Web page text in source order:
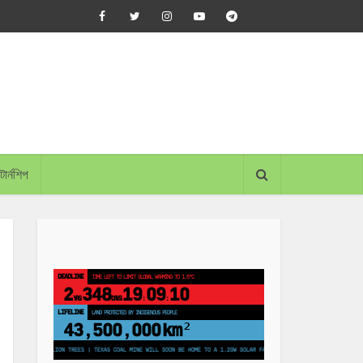
DEADLINE TIME LEFT TO LIMIT GLOBAL WARMING TO 1.5°C
2YRS 348DAYS 19: 09: 09
LIFELINE LAND PROTECTED BY INDIGENOUS PEOPLE
43,500,000km²
250 MILLION TREES | TEXAS COAL MINE WILL SOON BE HOME TO A 1.2GW SOLAR FARM | CHINA GENERATES LESS THAN